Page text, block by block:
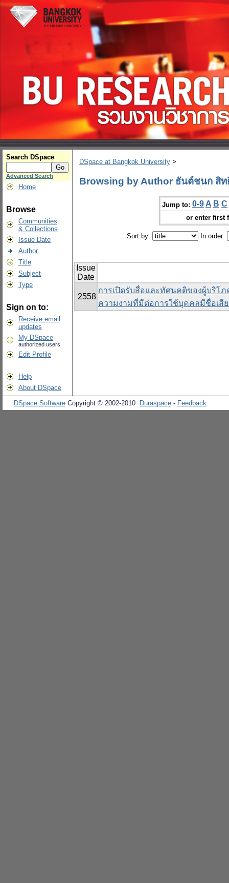
Search DSpace
Advanced Search
Home
Browse
Communities
& Collections
Issue Date
Author
Title
Subject
Type
Sign on to:
Receive email
updates
My DSpace
authorized users
Edit Profile
Help
About DSpace
DSpace at Bangkok University >
Browsing by Author ธันต์ชนก สิ
Jump to: 0-9 A B C
or enter first
Sort by: In order:
Issue
Date
2558
การเปิดรับสื่อและทัศนคติของผู้บริโ
ความงามที่มีต่อการใช้บุคคลมีชื่อเสี
DSpace Software Copyright © 2002-2010 Duraspace - Feedback